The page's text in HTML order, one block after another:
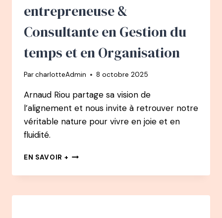
entrepreneuse &
Consultante en Gestion du
temps et en Organisation
ParcharlotteAdmin 8 octobre 2025
Arnaud Riou partage sa vision de
l’alignement et nous invite à retrouver notre
véritable nature pour vivre en joie et en
fluidité.
EN SAVOIR + 159
–
CHEVALIER